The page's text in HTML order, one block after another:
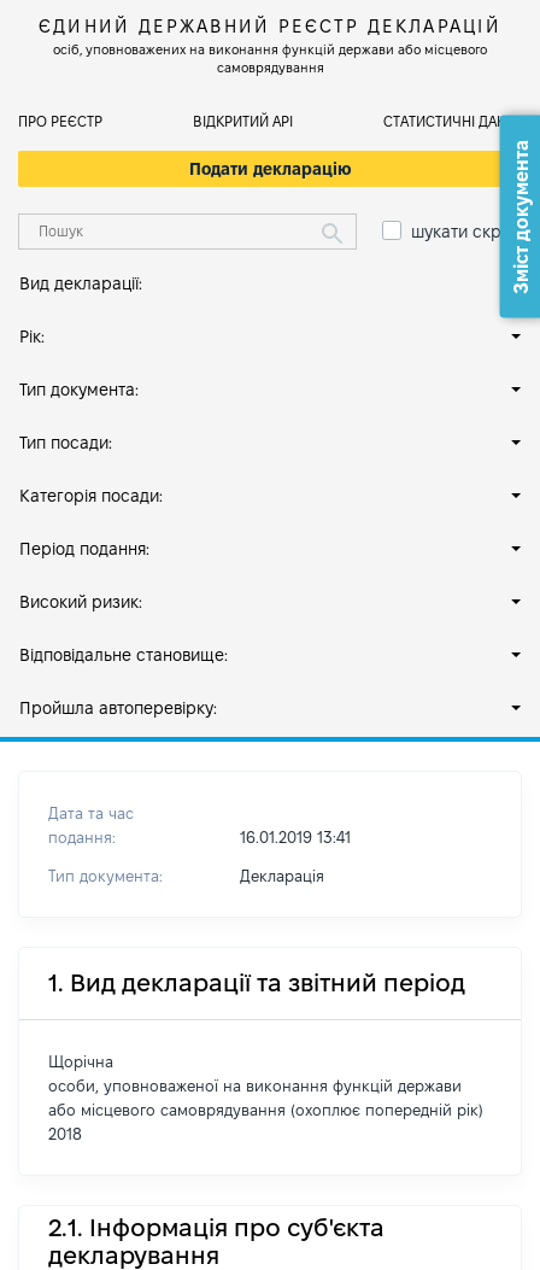
ЄДИНИЙ ДЕРЖАВНИЙ РЕЄСТР ДЕКЛАРАЦІЙ
осіб, уповноважених на виконання функцій держави або місцевого
самоврядування
ПРО РЕЄСТР ВІДКРИТИЙ АРІ СТАТИСТИЧНІ ДАНІ
Подати декларацію
шукати скрізь
Вид декларації:
Рік:
Тип документа:
Тип посади:
Категорія посади:
Період подання:
Високий ризик:
Відповідальне становище:
Пройшла автоперевірку:
Дата та час
подання:
16.01.2019 13:41
Тип документа: Декларація
1. Вид декларації та звітний період
Щорічна
особи, уповноваженої на виконання функцій держави
або місцевого самоврядування (охоплює попередній рік)
2018
2.1. Інформація про суб'єкта
декларування
Зміст документа